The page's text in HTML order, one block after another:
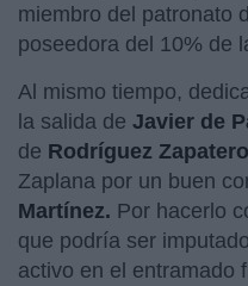
miembro del patronato
poseedora del 10% de
Al mismo tiempo,
la salida de Javier de
de Rodríguez
Zaplana por un buen
Martínez. Por hacerlo
que podría ser
activo en el entramado